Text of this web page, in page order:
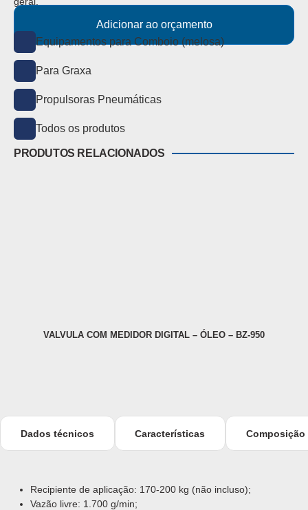
Adicionar ao orçamento
Equipamentos para Comboio (melosa)
Para Graxa
Propulsoras Pneumáticas
Todos os produtos
PRODUTOS RELACIONADOS
VALVULA COM MEDIDOR DIGITAL – ÓLEO – BZ-950
Dados técnicos Características Composição
Recipiente de aplicação: 170-200 kg (não incluso);
Vazão livre: 1.700 g/min;